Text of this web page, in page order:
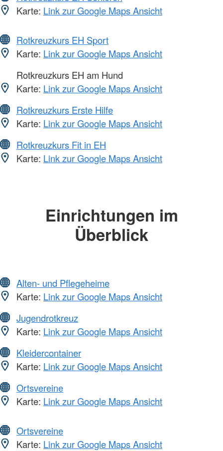
Karte: Link zur Google Maps Ansicht
Rotkreuzkurs EH Sport
Karte: Link zur Google Maps Ansicht
Rotkreuzkurs EH am Hund
Karte: Link zur Google Maps Ansicht
Rotkreuzkurs Erste Hilfe
Karte: Link zur Google Maps Ansicht
Rotkreuzkurs Fit in EH
Karte: Link zur Google Maps Ansicht
Einrichtungen im
Überblick
Alten- und Pflegeheime
Karte: Link zur Google Maps Ansicht
Jugendrotkreuz
Karte: Link zur Google Maps Ansicht
Kleidercontainer
Karte: Link zur Google Maps Ansicht
Ortsvereine
Karte: Link zur Google Maps Ansicht
Ortsvereine
Karte: Link zur Google Maps Ansicht